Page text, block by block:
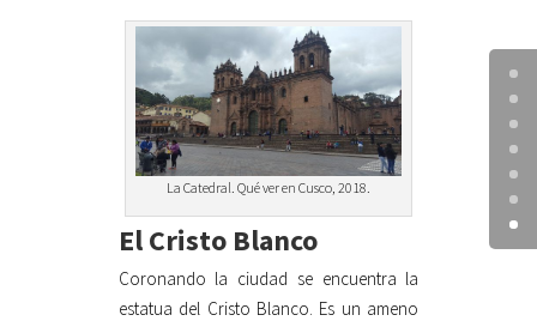
La Catedral. Qué ver en Cusco, 2018.
El Cristo Blanco
Coronando la ciudad se encuentra la
estatua del Cristo Blanco. Es un ameno